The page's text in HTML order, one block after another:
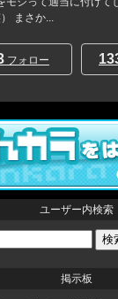
まさか...
フォロー
ユーザー内検索
掲示板